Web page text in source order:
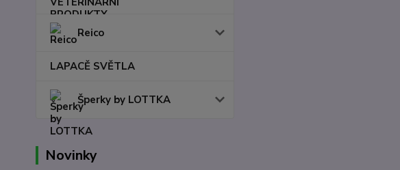
Reico
LAPACĚ SVĚTLA
Šperky by LOTTKA
Novinky